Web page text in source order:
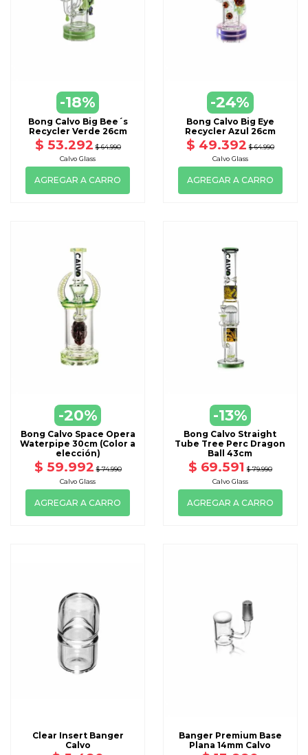
-18%
Bong Calvo Big Bee´s
Recycler Verde 26cm
$ 53.292 $ 64.990
Calvo Glass
AGREGAR A CARRO
-24%
Bong Calvo Big Eye
Recycler Azul 26cm
$ 49.392 $ 64.990
Calvo Glass
AGREGAR A CARRO
-20%
Bong Calvo Space Opera
Waterpipe 30cm (Color a
elección)
$ 59.992 $ 74.990
Calvo Glass
AGREGAR A CARRO
-13%
Bong Calvo Straight
Tube Tree Perc Dragon
Ball 43cm
$ 69.591 $ 79.990
Calvo Glass
AGREGAR A CARRO
Clear Insert Banger
Calvo
Banger Premium Base
Plana 14mm Calvo